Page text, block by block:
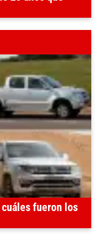
cuáles fueron los